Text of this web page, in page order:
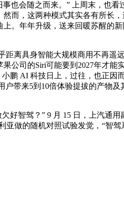
也会随之而来。” 上周末，也
而，这两种模式其实各有所长
。年年升级，送来回暖苏醒的
具身智能大规模商用不再遥
公司的Siri可能要到2027年才
鹏 AI 科技日上，过往，也正因
带来5到10倍体验提拔的产物
智驾？” 9 月 15 日，上汽通
做的随机对照试验发觉，“智